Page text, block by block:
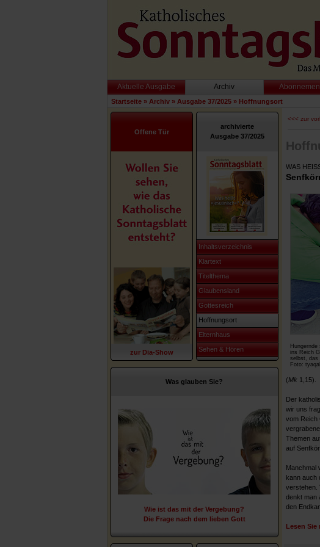
Aktuelle Ausgabe Archiv
Startseite» Archiv» Ausgabe 37/2025» Hoffnungsort
Offene Tür
zur Dia-Show
archivierte
Ausgabe 37/2025
Inhaltsverzeichnis
Klartext
Titelthema
Glaubensland
Gottesreich
Hoffnungsort
Elternhaus
Sehen & Hören
Was glauben Sie?
Wie ist das mit der Vergebung?
Die Frage nach dem lieben Gott
<<< zur
WAS
ins Reich
selbst, das
Foto:
(Mk 1,15).
Der
wir uns
vom Reich
Themen
auf
Manchmal
kann auch
verstehen.
denkt man
den
Lesen Sie